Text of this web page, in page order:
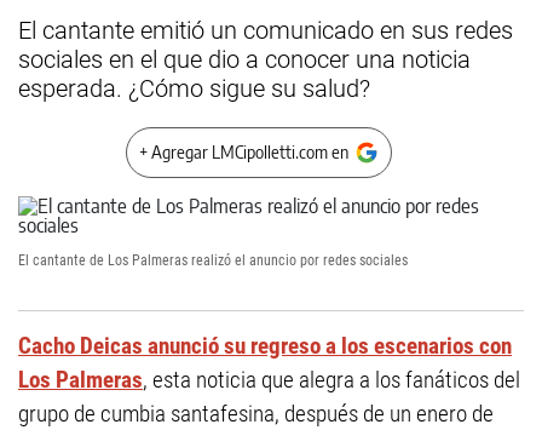
El cantante emitió un comunicado en sus redes
sociales en el que dio a conocer una noticia
esperada. ¿Cómo sigue su salud?
+ Agregar LMCipolletti.com en
El cantante de Los Palmeras realizó el anuncio por redes sociales
Cacho Deicas anunció su regreso a los escenarios con
Los Palmeras, esta noticia que alegra a los fanáticos del
grupo de cumbia santafesina, después de un enero de